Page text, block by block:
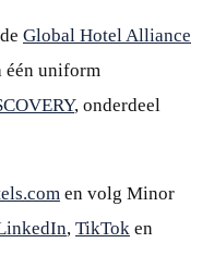
Global Hotel Alliance
één uniform
, onderdeel
en volg Minor
, TikTok en